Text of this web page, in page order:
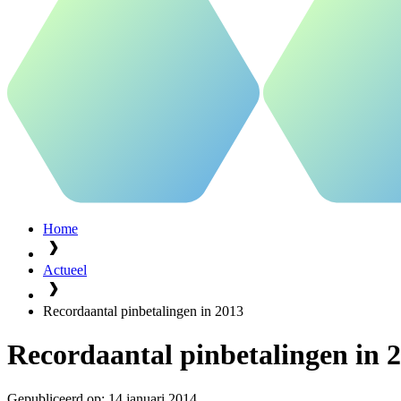
Home
Actueel
Recordaantal pinbetalingen in 2013
Recordaantal pinbetalingen in